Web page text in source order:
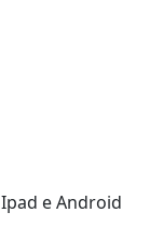
e Android